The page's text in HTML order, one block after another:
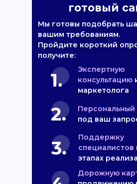
готовый
Мы готовы подобрать
вашим требованиям.
Пройдите короткий
получите:
Экспертную
консультацию
маркетолога
Персональный
под ваш
Поддержку
специалистов
этапах
Дорожную